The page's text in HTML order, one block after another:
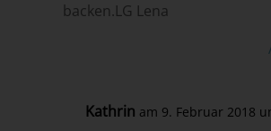
backen.LG Lena
Kathrin am 9. Februar 2018